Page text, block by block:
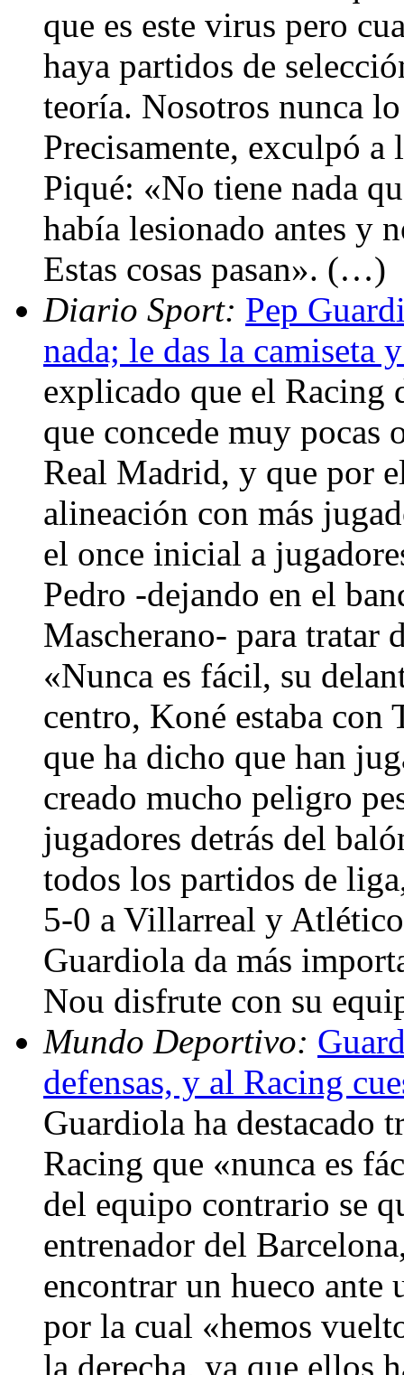
que es este virus pero
haya partidos de
teoría. Nosotros nunca
Precisamente, exculpó a
Piqué: «No tiene nada
había lesionado antes y
Estas cosas pasan». (…)
Diario Sport: Pep
nada; le das la camiseta
explicado que el Racing
que concede muy pocas
Real Madrid, y que por
alineación con más
el once inicial a
Pedro -dejando en el
Mascherano- para tratar
«Nunca es fácil, su
centro, Koné estaba con
que ha dicho que han
creado mucho peligro
jugadores detrás del
todos los partidos de
5-0 a Villarreal y
Guardiola da más
Nou disfrute con su
Mundo Deportivo:
defensas, y al Racing
Guardiola ha destacado
Racing que «nunca es
del equipo contrario se
entrenador del
encontrar un hueco ante
por la cual «hemos
la derecha, ya que ellos